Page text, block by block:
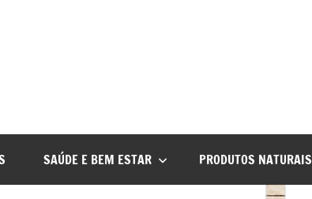
SAÚDE E BEM ESTAR PRODUTOS NATURAIS